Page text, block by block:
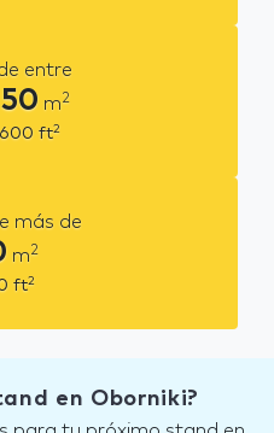
entre
m2
ft2
más de
m2
ft2
en Oborniki?